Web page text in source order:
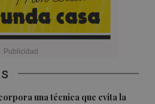
una técnica que evita la